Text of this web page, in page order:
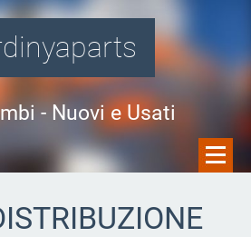
- Nuovi e Usati